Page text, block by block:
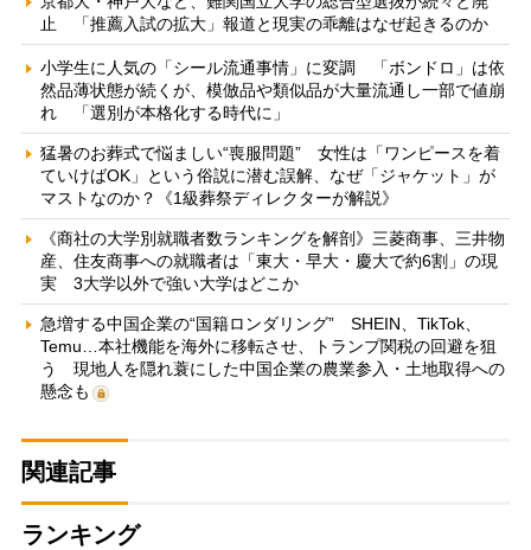
止 「推薦入試の拡大」報道と現実の乖離はなぜ起きるのか
小学生に人気の「シール流通事情」に変調 「ボンドロ」は依
然品薄状態が続くが、模倣品や類似品が大量流通し一部で値崩
れ 「選別が本格化する時代に」
猛暑のお葬式で悩ましい“喪服問題” 女性は「ワンピースを着
ていけばOK」という俗説に潜む誤解、なぜ「ジャケット」が
マストなのか？《1級葬祭ディレクターが解説》
《商社の大学別就職者数ランキングを解剖》三菱商事、三井物
産、住友商事への就職者は「東大・早大・慶大で約6割」の現
実 3大学以外で強い大学はどこか
急増する中国企業の“国籍ロンダリング” SHEIN、TikTok、
Temu…本社機能を海外に移転させ、トランプ関税の回避を狙
う 現地人を隠れ蓑にした中国企業の農業参入・土地取得への
懸念も
関連記事
ランキング